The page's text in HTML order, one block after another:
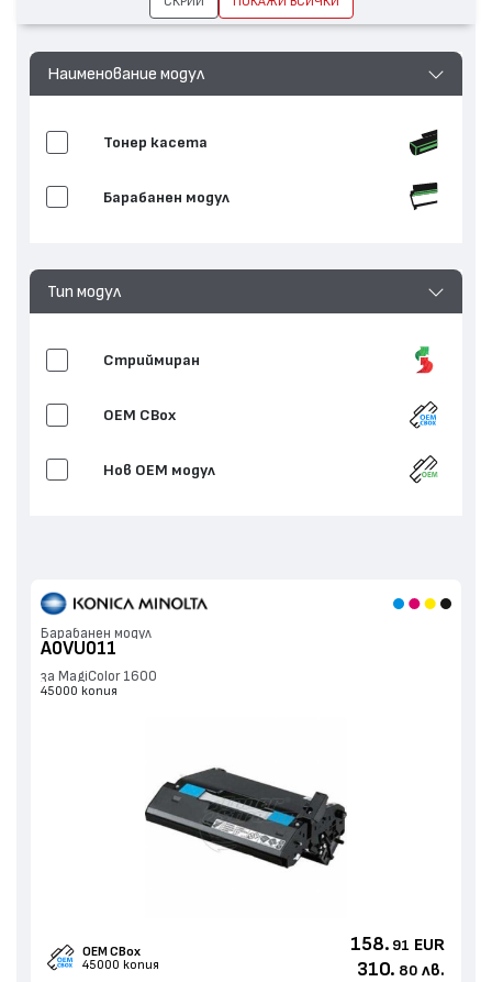
Наименование модул
Тонер касета
Барабанен модул
Тип модул
Стриймиран
OEM CBox
Нов ОЕМ модул
Барабанен модул
A0VU011
за MagiColor 1600
45000 копия
OEM CBox
45000 копия
158. 91 EUR
310. 80 лв.